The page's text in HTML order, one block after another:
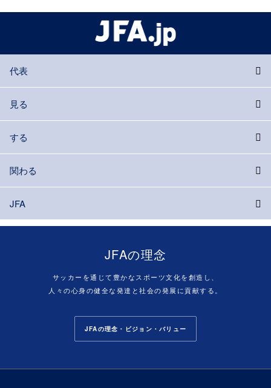
代表
見る
する
関わる
JFA
JFAの理念
サッカーを通じて豊かなスポーツ文化を創造し、
人々の心身の健全な発達と社会の発展に貢献する。
JFAの理念・ビジョン・バリュー